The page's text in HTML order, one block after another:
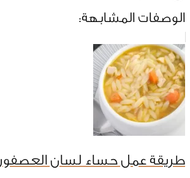
الوصفات المشابهة:
طريقة عمل حساء لسان العصفور